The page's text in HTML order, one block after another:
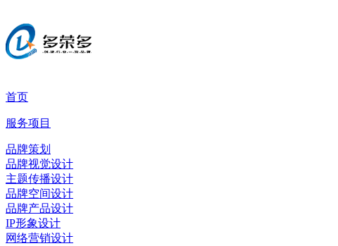
首页
服务项目
品牌策划
品牌视觉设计
主题传播设计
品牌空间设计
品牌产品设计
IP形象设计
网络营销设计